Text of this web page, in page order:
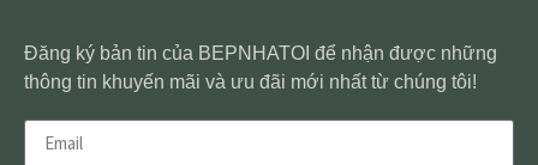
Đăng ký bản tin của BEPNHATOI để nhận được những
thông tin khuyến mãi và ưu đãi mới nhất từ chúng tôi!